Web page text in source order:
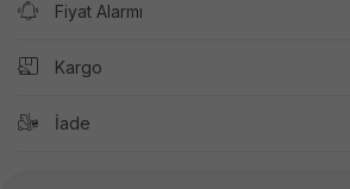
Fiyat Alarmı
Kargo
İade